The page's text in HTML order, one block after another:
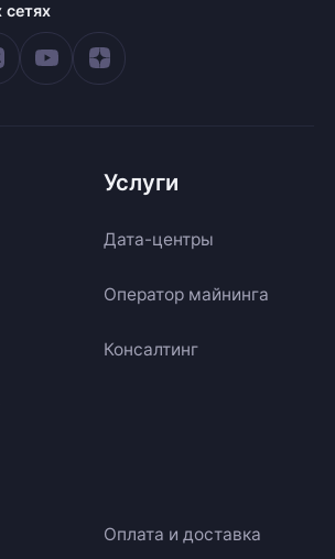
Услуги
Дата-центры
Оператор майнинга
Консалтинг
Оплата и доставка